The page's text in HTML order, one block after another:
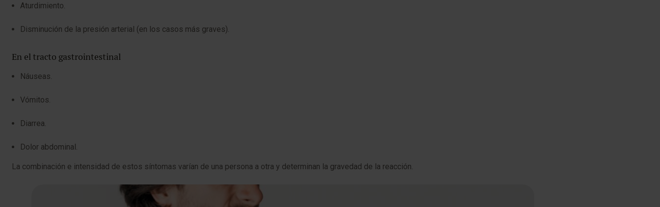
Aturdimiento.
Disminución de la presión arterial (en los casos más graves).
En el tracto gastrointestinal
Náuseas.
Vómitos.
Diarrea.
Dolor abdominal.
La combinación e intensidad de estos síntomas varían de una persona a otra y determinan la gravedad de la reacción.